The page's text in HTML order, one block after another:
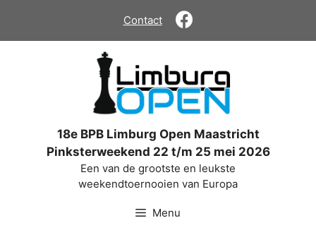
de
Contact
18e BPB Limburg Open Maastricht
Pinksterweekend 22 t/m 25 mei 2026
Een van de grootste en leukste
weekendtoernooien van Europa
Menu